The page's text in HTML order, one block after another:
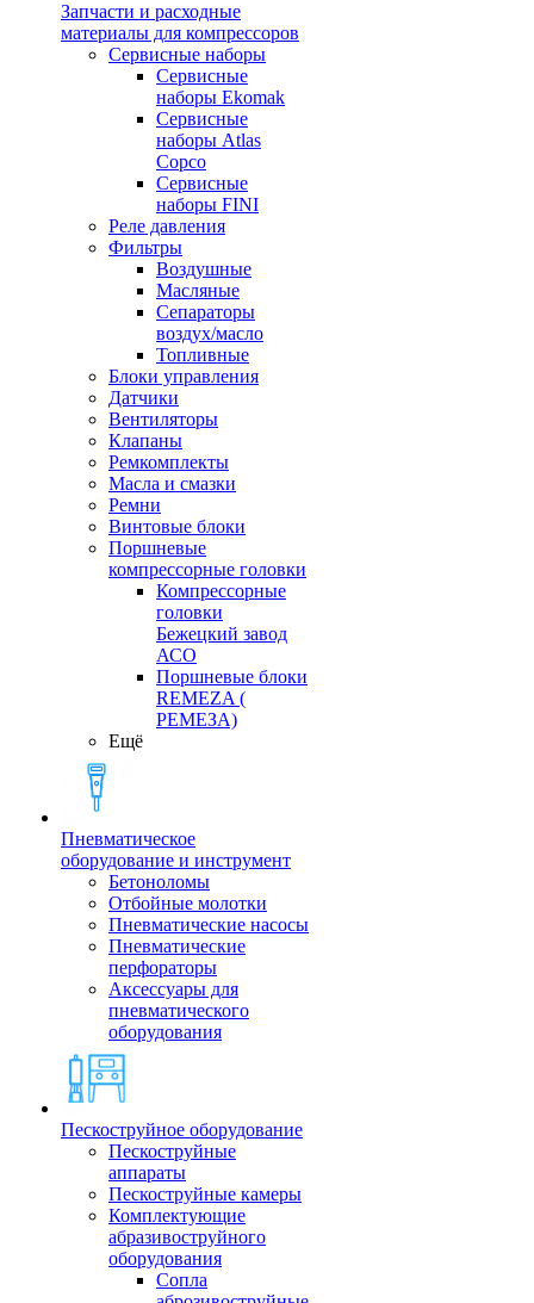
Запчасти и расходные
материалы для компрессоров
Cервисные наборы
Сервисные
наборы Ekomak
Cервисные
наборы Atlas
Copco
Сервисные
наборы FINI
Реле давления
Фильтры
Воздушные
Масляные
Сепараторы
воздух/масло
Топливные
Блоки управления
Датчики
Вентиляторы
Клапаны
Ремкомплекты
Масла и смазки
Ремни
Винтовые блоки
Поршневые
компрессорные головки
Компрессорные
головки
Бежецкий завод
АСО
Поршневые блоки
REMEZA (
РЕМЕЗА)
Ещё
Пневматическое
оборудование и инструмент
Бетоноломы
Отбойные молотки
Пневматические насосы
Пневматические
перфораторы
Аксессуары для
пневматического
оборудования
Пескоструйное оборудование
Пескоструйные
аппараты
Пескоструйные камеры
Комплектующие
абразивоструйного
оборудования
Сопла